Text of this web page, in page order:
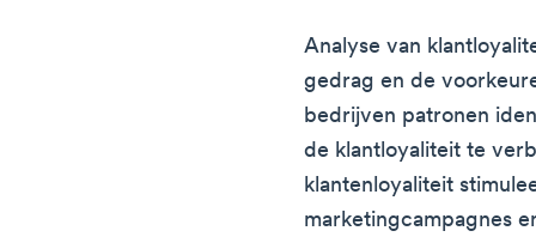
Analyse van
gedrag en de
bedrijven patronen
de klantloyaliteit te
klantenloyaliteit
marketingcampagnes